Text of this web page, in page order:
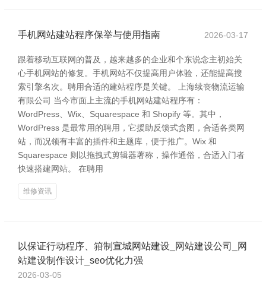
手机网站建站程序保举与使用指南 2026-03-17
跟着移动互联网的普及，越来越多的企业和个东说念主初始关
心手机网站的修复。手机网站不仅提高用户体验，还能提高搜
索引擎名次。聘用合适的建站程序是关键。 上海续丧物流运输
有限公司 当今市面上主流的手机网站建站程序有：
WordPress、Wix、Squarespace 和 Shopify 等。其中，
WordPress 是最常用的聘用，它援助反馈式贪图，合适各类网
站，而况领有丰富的插件和主题库，便于推广。Wix 和
Squarespace 则以拖拽式剪辑器著称，操作通俗，合适入门者
快速搭建网站。 在聘用
维修资讯
以保证行动程序、箝制宣城网站建设_网站建设公司_网
站建设制作设计_seo优化力强
2026-03-05